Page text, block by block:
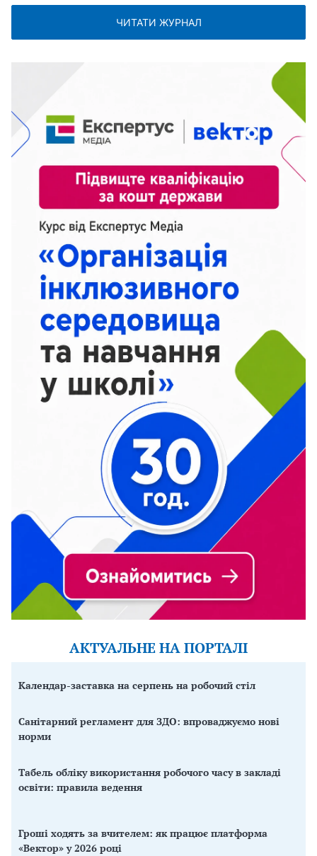
ЧИТАТИ ЖУРНАЛ
АКТУАЛЬНЕ НА ПОРТАЛІ
Календар-заставка на серпень на робочий стіл
Санітарний регламент для ЗДО: впроваджуємо нові
норми
Табель обліку використання робочого часу в закладі
освіти: правила ведення
Гроші ходять за вчителем: як працює платформа
«Вектор» у 2026 році